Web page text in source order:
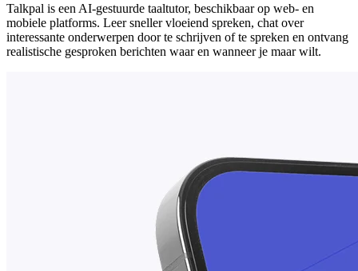
Talkpal is een AI-gestuurde taaltutor, beschikbaar op web- en
mobiele platforms. Leer sneller vloeiend spreken, chat over
interessante onderwerpen door te schrijven of te spreken en ontvang
realistische gesproken berichten waar en wanneer je maar wilt.